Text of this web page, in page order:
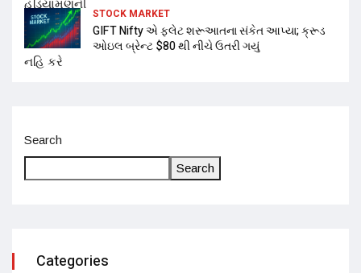
STOCK MARKET
GIFT Nifty એ ફ્લેટ શરૂઆતના સંકેત આપ્યા; ક્રૂડ
ઓઇલ બ્રેન્ટ $80 થી નીચે ઉતરી ગયું
Search
Search
Categories